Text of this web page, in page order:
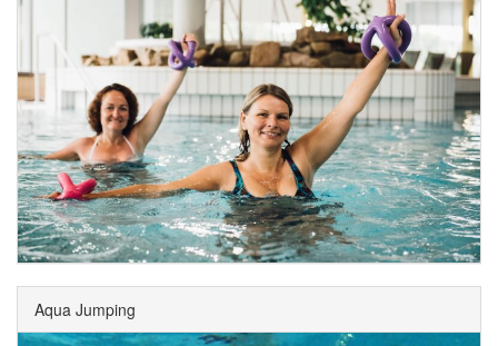
Aqua Jumping